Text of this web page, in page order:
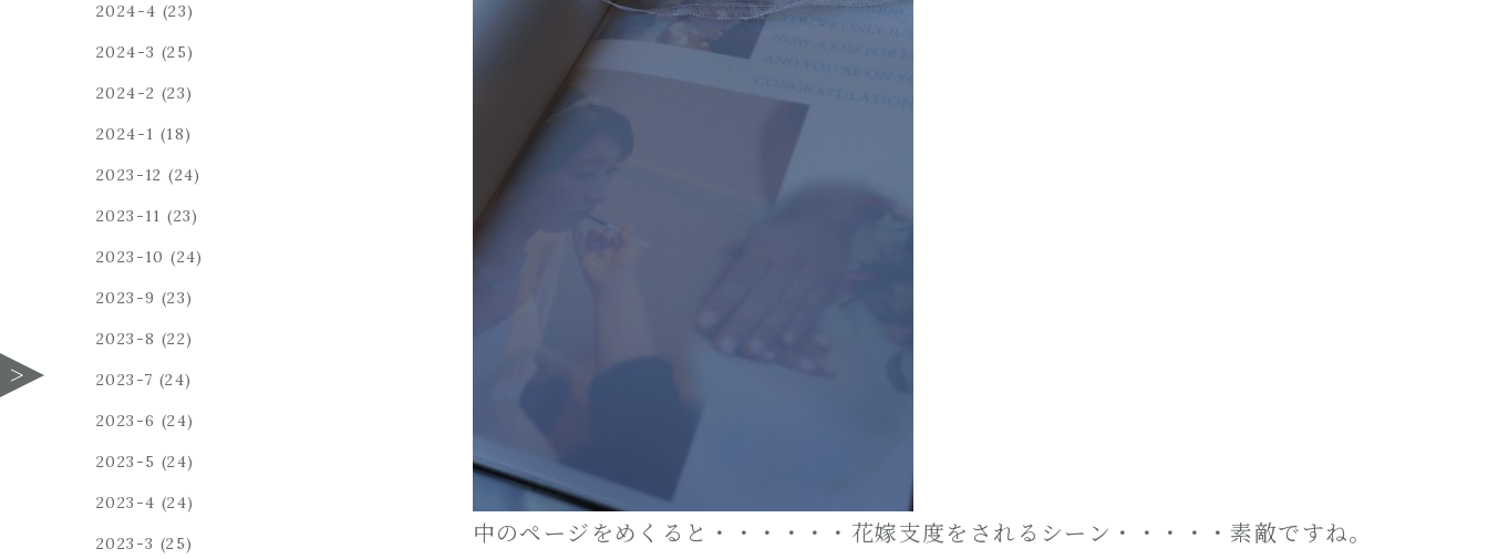
2024-4 (23)
2024-3 (25)
2024-2 (23)
2024-1 (18)
2023-12 (24)
2023-11 (23)
2023-10 (24)
2023-9 (23)
2023-8 (22)
2023-7 (24)
2023-6 (24)
2023-5 (24)
2023-4 (24)
2023-3 (25)
中のページをめくると・・・・・・花嫁支度をされるシーン・・・・・素敵ですね。